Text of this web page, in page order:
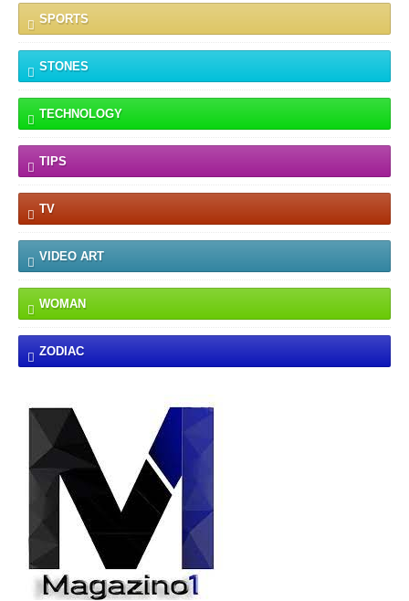
SPORTS
STONES
TECHNOLOGY
TIPS
TV
VIDEO ART
WOMAN
ZODIAC